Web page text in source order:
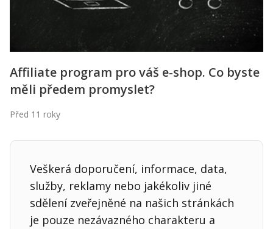
Affiliate program pro váš e-shop. Co byste
měli předem promyslet?
Před 11 roky
Veškerá doporučení, informace, data,
služby, reklamy nebo jakékoliv jiné
sdělení zveřejněné na našich stránkách
je pouze nezávazného charakteru a